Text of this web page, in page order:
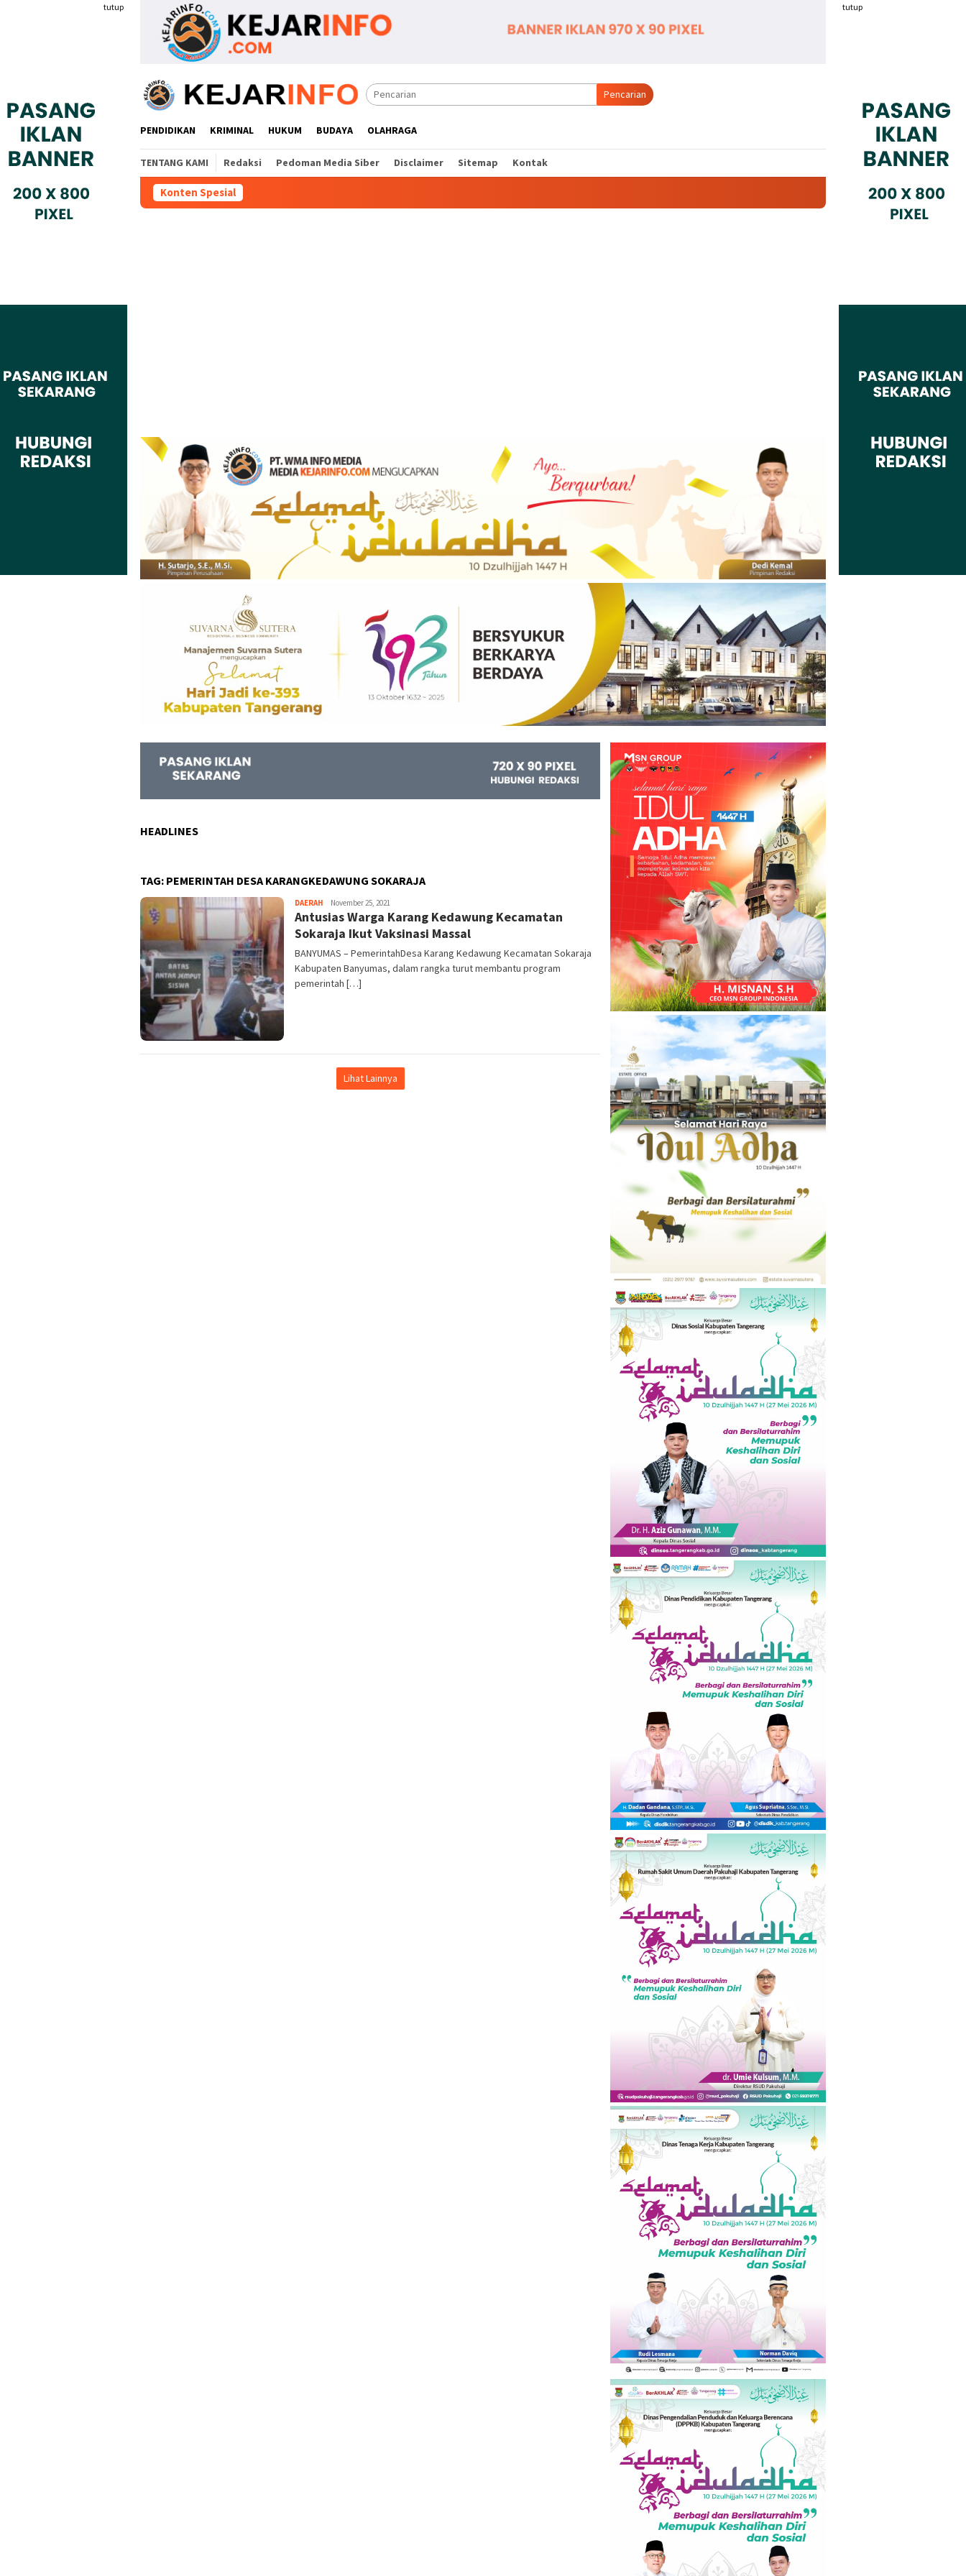
tutup tutup
Pencarian
PENDIDIKAN KRIMINAL HUKUM BUDAYA OLAHRAGA
TENTANG KAMI Redaksi Pedoman Media Siber Disclaimer Sitemap Kontak
Konten Spesial Mencuatnya Dugaan Nepotisme Desa
HEADLINES
TAG: PEMERINTAH DESA KARANGKEDAWUNG SOKARAJA
DAERAH Kejar
Info
November 25, 2021
Antusias Warga Karang Kedawung Kecamatan
Sokaraja Ikut Vaksinasi Massal
BANYUMAS – PemerintahDesa Karang Kedawung Kecamatan Sokaraja
Kabupaten Banyumas, dalam rangka turut membantu program
pemerintah […]
Lihat Lainnya